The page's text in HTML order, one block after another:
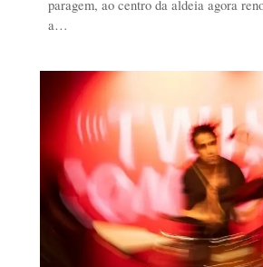
paragem, ao centro da aldeia agora
a…